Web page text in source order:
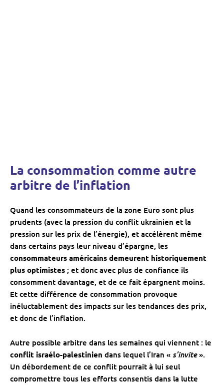
La consommation comme autre
arbitre de l’inflation
Quand les consommateurs de la zone Euro sont plus
prudents (avec la pression du conflit ukrainien et la
pression sur les prix de l’énergie), et accélèrent même
dans certains pays leur niveau d’épargne, les
consommateurs américains demeurent historiquement
plus optimistes ; et donc avec plus de confiance ils
consomment davantage, et de ce fait épargnent moins.
Et cette différence de consommation provoque
inéluctablement des impacts sur les tendances des prix,
et donc de l’inflation.
Autre possible arbitre dans les semaines qui viennent : le
conflit israélo-palestinien dans lequel l’Iran « s’invite».
Un débordement de ce conflit pourrait à lui seul
compromettre tous les efforts consentis dans la lutte